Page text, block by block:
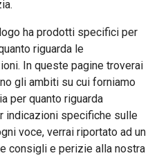
ha prodotti specifici per
riguarda le
In queste pagine troverai
gli ambiti su cui forniamo
per quanto riguarda
indicazioni specifiche sulle
voce, verrai riportato ad un
consigli e perizie alla nostra